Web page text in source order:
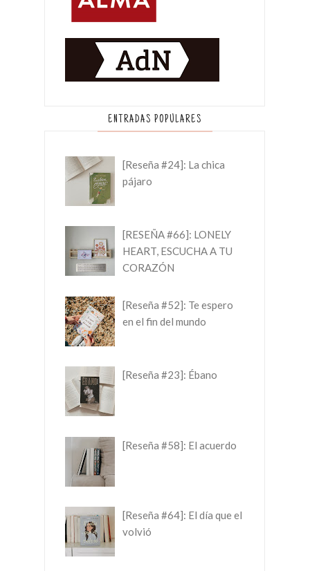
ENTRADAS POPULARES
[Reseña #24]: La chica
pájaro
[RESEÑA #66]: LONELY
HEART, ESCUCHA A TU
CORAZÓN
[Reseña #52]: Te espero
en el fin del mundo
[Reseña #23]: Ébano
[Reseña #58]: El acuerdo
[Reseña #64]: El día que el
volvió